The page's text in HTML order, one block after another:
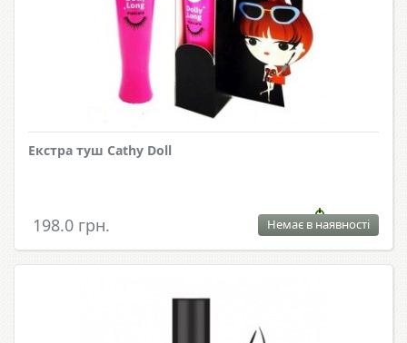
Екстра туш Cathy Doll
198.0 грн. Немає в наявності